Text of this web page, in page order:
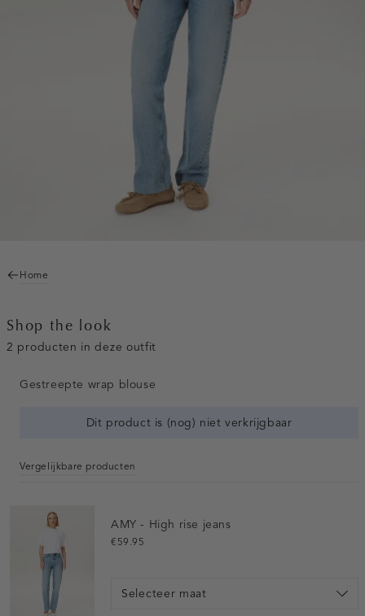
Home
Shop the look
2 producten in deze outfit
Gestreepte wrap blouse
Dit product is (nog) niet verkrijgbaar
Vergelijkbare producten
AMY - High rise jeans
€59.95
Selecteer maat